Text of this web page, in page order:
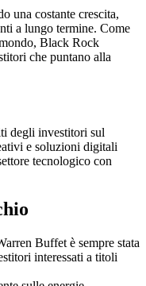
una costante crescita,
a lungo termine. Come
Black Rock
che puntano alla
degli investitori sul
e soluzioni digitali
tecnologico con
Buffet è sempre stata
interessati a titoli